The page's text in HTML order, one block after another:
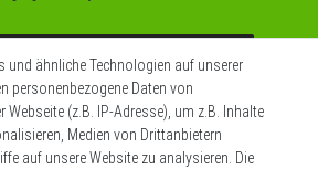
** Hierbei handelt es sich um ein Pflichtfeld.
und ähnliche Technologien auf unserer
personenbezogene Daten von
Webseite (z.B. IP-Adresse), um z.B. Inhalte
Medien von Drittanbietern
auf unsere Website zu analysieren. Die